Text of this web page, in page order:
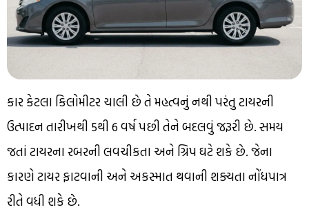
કાર કેટલા કિલોમીટર ચાલી છે તે મહત્વનું નથી પરંતુ ટાયરની
ઉત્પાદન તારીખથી 5થી 6 વર્ષ પછી તેને બદલવું જરૂરી છે. સમય
જતાં ટાયરના રબરની લવચીકતા અને ગ્રિપ ઘટે શકે છે. જેના
કારણે ટાયર ફાટવાની અને અકસ્માત થવાની શક્યતા નોંધપાત્ર
રીતે વધી શકે છે.